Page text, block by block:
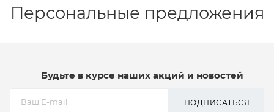
Персональные предложения
Будьте в курсе наших акций и новостей
ПОДПИСАТЬСЯ